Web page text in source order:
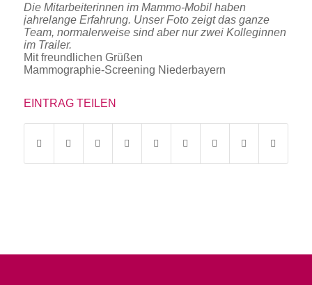
Die Mitarbeiterinnen im Mammo-Mobil haben
jahrelange Erfahrung. Unser Foto zeigt das ganze
Team, normalerweise sind aber nur zwei Kolleginnen
im Trailer.
Mit freundlichen Grüßen
Mammographie-Screening Niederbayern
EINTRAG TEILEN